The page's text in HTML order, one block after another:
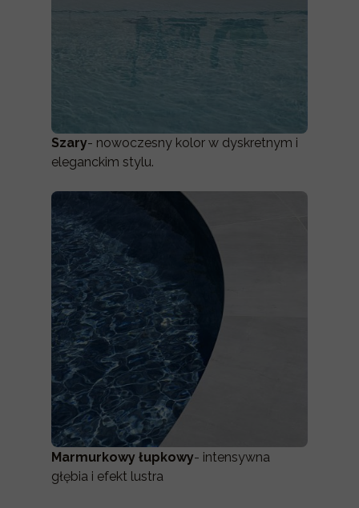
Marmurkowy łupkowy- intensywna
głębia i efekt lustra
Szary- nowoczesny kolor w dyskretnym i
eleganckim stylu.